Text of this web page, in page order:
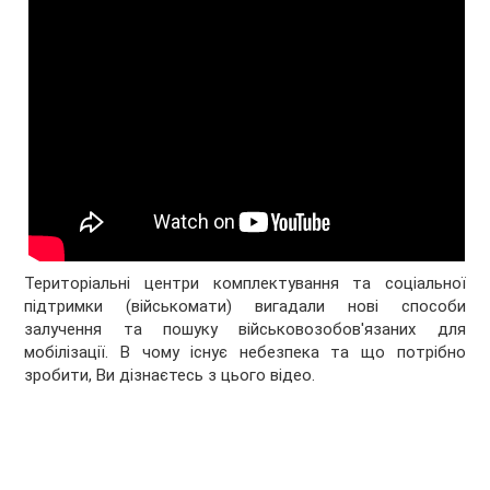
Територіальні центри комплектування та соціальної
підтримки (військомати) вигадали нові способи
залучення та пошуку військовозобов'язаних для
мобілізації. В чому існує небезпека та що потрібно
зробити, Ви дізнаєтесь з цього відео.